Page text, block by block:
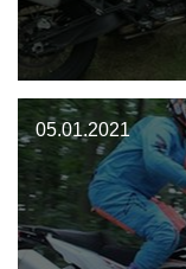
05.01.2021